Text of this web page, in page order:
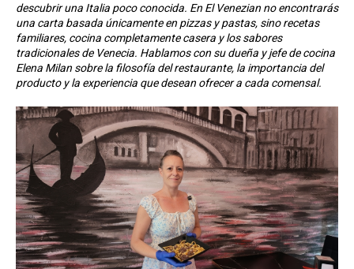
descubrir una Italia poco conocida. En El Venezian no encontrarás
una carta basada únicamente en pizzas y pastas, sino recetas
familiares, cocina completamente casera y los sabores
tradicionales de Venecia. Hablamos con su dueña y jefe de cocina
Elena Milan sobre la filosofía del restaurante, la importancia del
producto y la experiencia que desean ofrecer a cada comensal.